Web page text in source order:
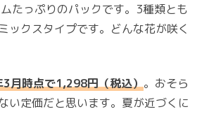
たっぷりのパックです。3種類とも
ックスタイプです。どんな花が咲く
月時点で1,298円（税込）。おそら
い定価だと思います。夏が近づくに